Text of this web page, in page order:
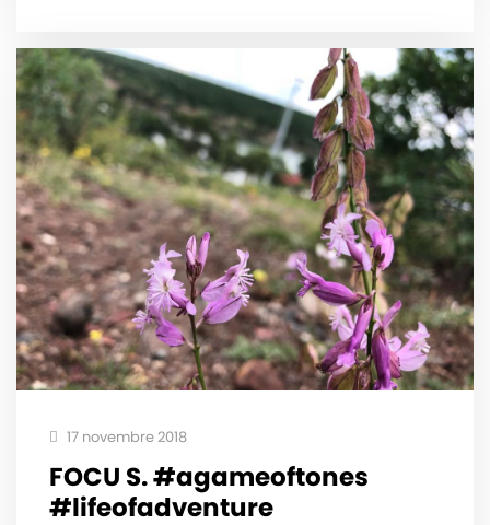
17 novembre 2018
FOCU S. #agameoftones
#lifeofadventure